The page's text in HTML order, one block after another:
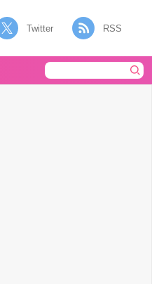
Twitter RSS